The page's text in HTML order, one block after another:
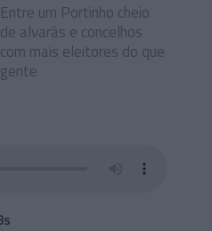
Entre um Portinho cheio
de alvarás e concelhos
com mais eleitores do que
gente